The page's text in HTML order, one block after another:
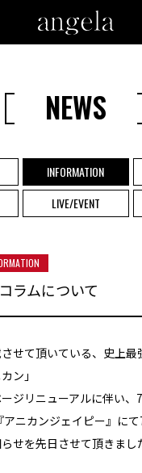
NEWS
INFORMATION
LIVE/EVENT
ラムについて
せて頂いている、史上最
ン」
ジリニューアルに伴い、
ニカンジェイピー』に
せを先日させて頂きまし